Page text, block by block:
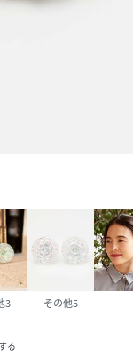
3 その他5
る